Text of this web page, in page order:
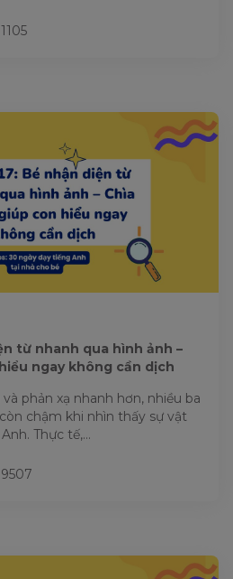
1105
từ nhanh qua hình ảnh –
ngay không cần dịch
phản xạ nhanh hơn, nhiều ba
chậm khi nhìn thấy sự vật
Thực tế,...
9507